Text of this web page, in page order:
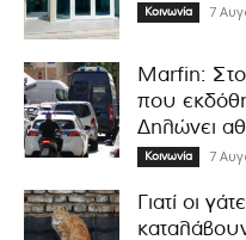
Κοινωνία 7
Marfin:
που
Δηλώνει
Κοινωνία 7
Γιατί οι